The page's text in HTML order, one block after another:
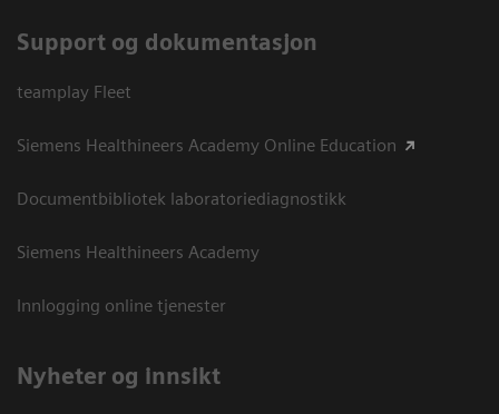
Support og dokumentasjon
teamplay Fleet
Siemens Healthineers Academy Online Education
Documentbibliotek laboratoriediagnostikk
Siemens Healthineers Academy
Innlogging online tjenester
Nyheter og innsikt